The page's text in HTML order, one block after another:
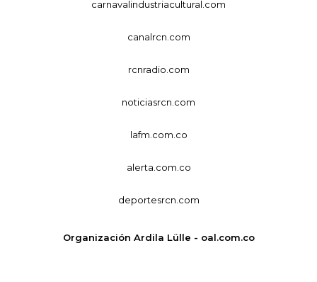
carnavalindustriacultural.com
canalrcn.com
rcnradio.com
noticiasrcn.com
lafm.com.co
alerta.com.co
deportesrcn.com
Organización Ardila Lülle - oal.com.co